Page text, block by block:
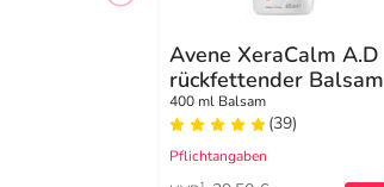
Avene XeraCalm A.D
rückfettender Balsam
400 ml Balsam
(39)
Pflichtangaben